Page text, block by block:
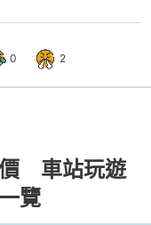
0 2
價 車站玩遊
覽